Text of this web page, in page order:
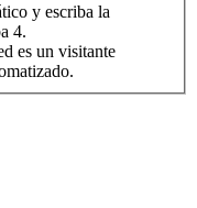
y escriba la
4.
es un visitante